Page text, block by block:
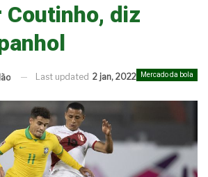
diz
Mercado da bola
Last updated 2 jan, 2022